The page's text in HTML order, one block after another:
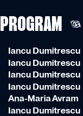
PROGRAM
Iancu Dumitrescu
Iancu Dumitrescu
Iancu Dumitrescu
Iancu Dumitrescu
Ana-Maria Avram
Iancu Dumitrescu